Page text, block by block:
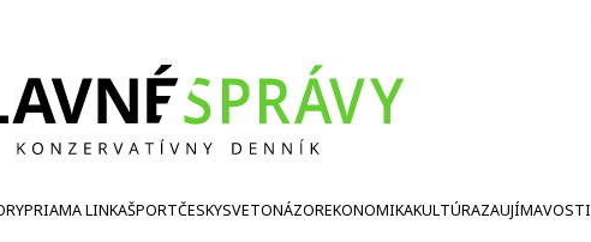
PRIAMA LINKAŠPORTČESKYSVETONÁZOREKONOMIKAKULTÚRAZAUJÍMAVOSTI